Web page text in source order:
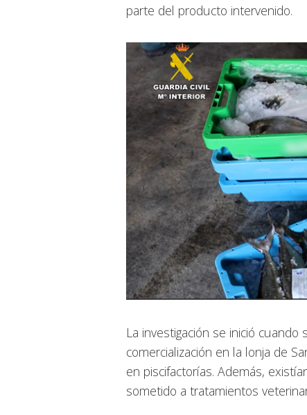
parte del producto intervenido.
La investigación se inició
comercialización en la lonja de
en piscifactorías. Además,
sometido a tratamientos